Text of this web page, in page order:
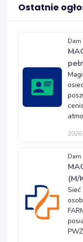
Ostatnie
Dam
Dam
(M/